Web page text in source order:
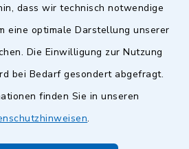
dass wir technisch notwendige
eine optimale Darstellung unserer
Die Einwilligung zur Nutzung
bei Bedarf gesondert abgefragt.
finden Sie in unseren
.